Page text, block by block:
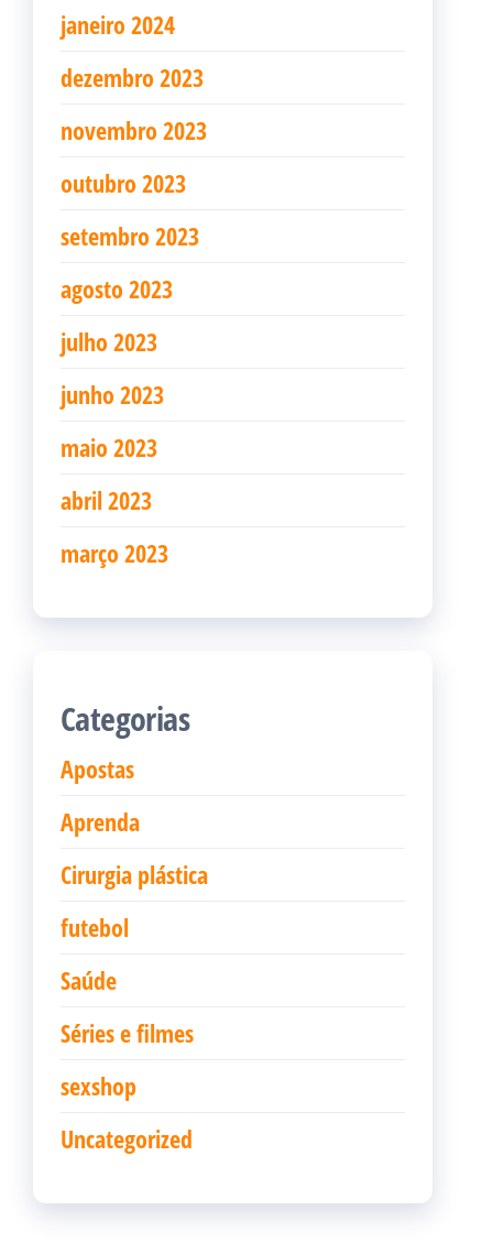
janeiro 2024
dezembro 2023
novembro 2023
outubro 2023
setembro 2023
agosto 2023
julho 2023
junho 2023
maio 2023
abril 2023
março 2023
Categorias
Apostas
Aprenda
Cirurgia plástica
futebol
Saúde
Séries e filmes
sexshop
Uncategorized